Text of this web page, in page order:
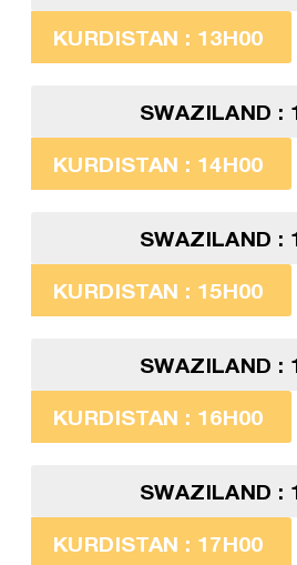
KURDISTAN : 13H00
SWAZILAND :
KURDISTAN : 14H00
SWAZILAND :
KURDISTAN : 15H00
SWAZILAND :
KURDISTAN : 16H00
SWAZILAND :
KURDISTAN : 17H00